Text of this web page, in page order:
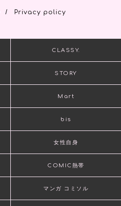
/ Privacy policy
CLASSY.
STORY
Mart
bis
女性自身
COMIC熱帯
マンガ コミソル